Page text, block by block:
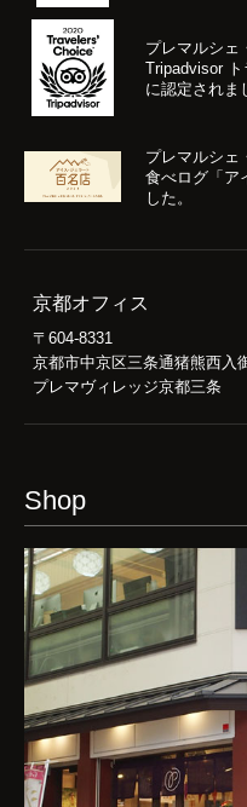
プレマルシェ
Tripadvisor
に認定されま
プレマルシェ
食べログ「ア
した。
京都オフィス
〒604-8331
京都市中京区三条通猪熊西入
プレマヴィレッジ京都三条
Shop